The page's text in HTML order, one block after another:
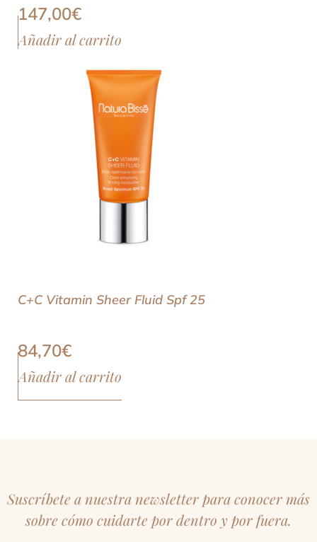
147,00€
Añadir al carrito
C+C Vitamin Sheer Fluid Spf 25
84,70€
Añadir al carrito
Suscríbete a nuestra newsletter para conocer más
sobre cómo cuidarte por dentro y por fuera.